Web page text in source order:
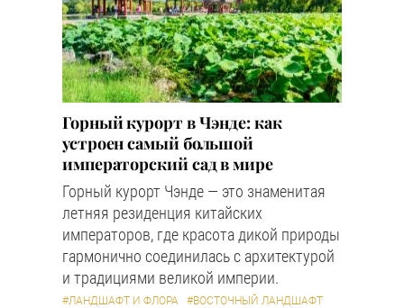
Горный курорт в Чэнде: как
устроен самый большой
императорский сад в мире
Горный курорт Чэнде — это знаменитая
летняя резиденция китайских
императоров, где красота дикой природы
гармонично соединилась с архитектурой
и традициями великой империи.
#ЛАНДШАФТ И ФЛОРА #ВОСТОЧНЫЙ ЛАНДШАФТ